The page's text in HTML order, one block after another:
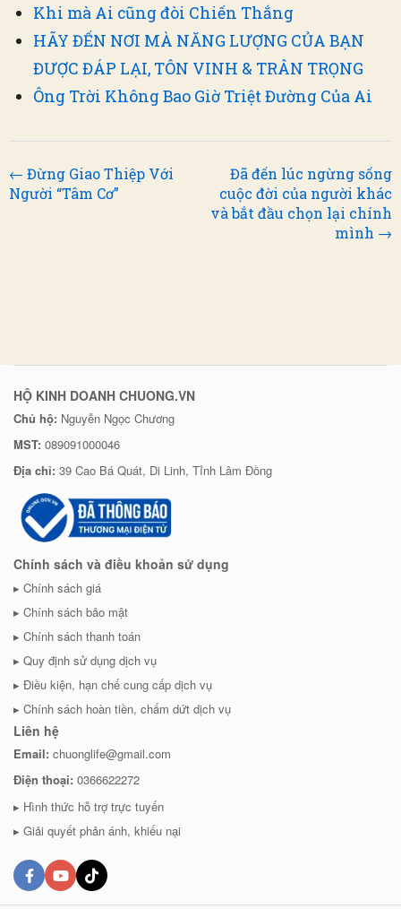
Khi mà Ai cũng đòi Chiến Thắng
HÃY ĐẾN NƠI MÀ NĂNG LƯỢNG CỦA BẠN
ĐƯỢC ĐÁP LẠI, TÔN VINH & TRÂN TRỌNG
Ông Trời Không Bao Giờ Triệt Đường Của Ai
← Đừng Giao Thiệp Với
Người “Tâm Cơ”
Đã đến lúc ngừng sống
cuộc đời của người khác
và bắt đầu chọn lại chính
mình →
HỘ KINH DOANH CHUONG.VN
Chủ hộ: Nguyễn Ngọc Chương
MST: 089091000046
Địa chỉ: 39 Cao Bá Quát, Di Linh, Tỉnh Lâm Đồng
Chính sách và điều khoản sử dụng
Chính sách giá
Chính sách bảo mật
Chính sách thanh toán
Quy định sử dụng dịch vụ
Điều kiện, hạn chế cung cấp dịch vụ
Chính sách hoàn tiền, chấm dứt dịch vụ
Liên hệ
Email: chuonglife@gmail.com
Điện thoại: 0366622272
Hình thức hỗ trợ trực tuyến
Giải quyết phản ánh, khiếu nại